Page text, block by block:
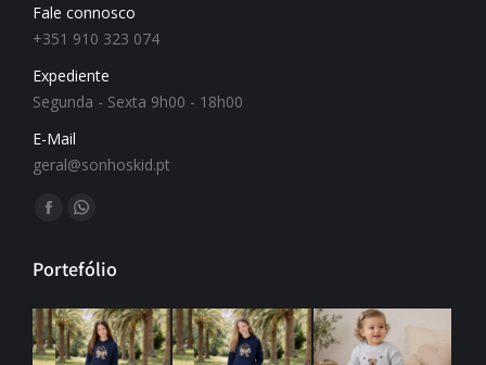
Fale connosco
+351 910 323 074
Expediente
Segunda - Sexta 9h00 - 18h00
E-Mail
geral@sonhoskid.pt
Find us on:
Portefólio